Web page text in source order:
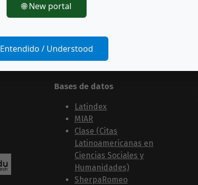
Bases de datos
Latindex
MIAR
Clase (Citas
Latinoamericanas en
Ciencias Sociales y
Humanidades)
SherpaRomeo
🌐 New portal
Entendido / Understood